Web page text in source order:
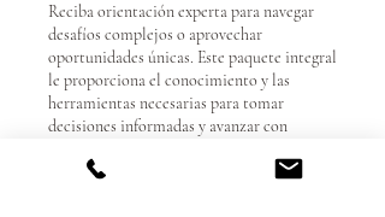
Reciba orientación experta para navegar
desafíos complejos o aprovechar
oportunidades únicas. Este paquete integral
le proporciona el conocimiento y las
herramientas necesarias para tomar
decisiones informadas y avanzar con
claridad y dirección estratégica.
Show more